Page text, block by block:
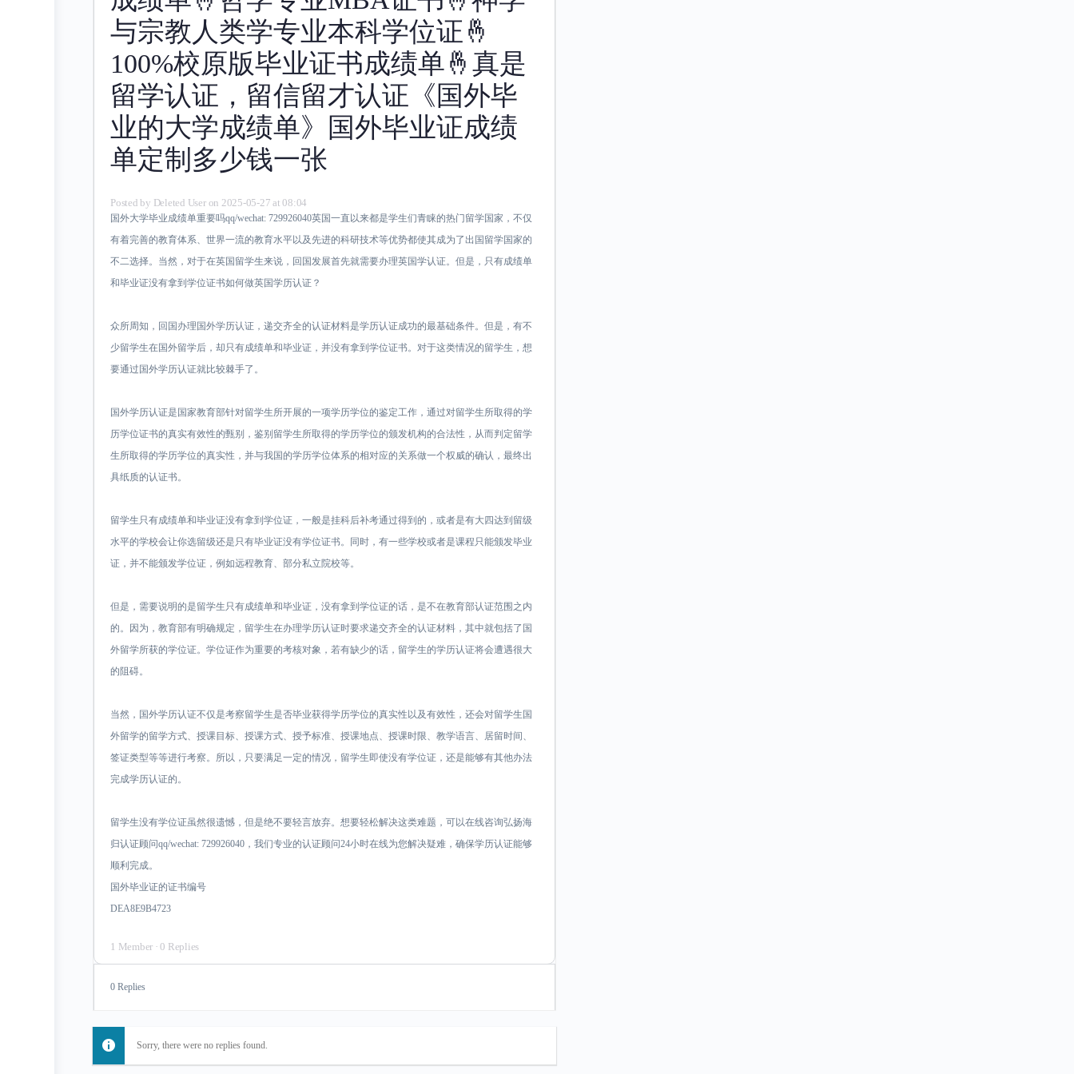
与宗教人类学专业本科学位证🤞
100%校原版毕业证书成绩单🤞真是
留学认证，留信留才认证《国外毕
业的大学成绩单》国外毕业证成绩
单定制多少钱一张
Posted by Deleted User on 2025-05-27 at 08:04
国外大学毕业成绩单重要吗qq/wechat: 729926040英国一直以来都是学生们青睐的热门留学国家，不仅
有着完善的教育体系、世界一流的教育水平以及先进的科研技术等优势都使其成为了出国留学国家的
不二选择。当然，对于在英国留学生来说，回国发展首先就需要办理英国学认证。但是，只有成绩单
和毕业证没有拿到学位证书如何做英国学历认证？
众所周知，回国办理国外学历认证，递交齐全的认证材料是学历认证成功的最基础条件。但是，有不
少留学生在国外留学后，却只有成绩单和毕业证，并没有拿到学位证书。对于这类情况的留学生，想
要通过国外学历认证就比较棘手了。
国外学历认证是国家教育部针对留学生所开展的一项学历学位的鉴定工作，通过对留学生所取得的学
历学位证书的真实有效性的甄别，鉴别留学生所取得的学历学位的颁发机构的合法性，从而判定留学
生所取得的学历学位的真实性，并与我国的学历学位体系的相对应的关系做一个权威的确认，最终出
具纸质的认证书。
留学生只有成绩单和毕业证没有拿到学位证，一般是挂科后补考通过得到的，或者是有大四达到留级
水平的学校会让你选留级还是只有毕业证没有学位证书。同时，有一些学校或者是课程只能颁发毕业
证，并不能颁发学位证，例如远程教育、部分私立院校等。
但是，需要说明的是留学生只有成绩单和毕业证，没有拿到学位证的话，是不在教育部认证范围之内
的。因为，教育部有明确规定，留学生在办理学历认证时要求递交齐全的认证材料，其中就包括了国
外留学所获的学位证。学位证作为重要的考核对象，若有缺少的话，留学生的学历认证将会遭遇很大
的阻碍。
当然，国外学历认证不仅是考察留学生是否毕业获得学历学位的真实性以及有效性，还会对留学生国
外留学的留学方式、授课目标、授课方式、授予标准、授课地点、授课时限、教学语言、居留时间、
签证类型等等进行考察。所以，只要满足一定的情况，留学生即使没有学位证，还是能够有其他办法
完成学历认证的。
留学生没有学位证虽然很遗憾，但是绝不要轻言放弃。想要轻松解决这类难题，可以在线咨询弘扬海
归认证顾问qq/wechat: 729926040，我们专业的认证顾问24小时在线为您解决疑难，确保学历认证能够
顺利完成。
国外毕业证的证书编号
DEA8E9B4723
1 Member · 0 Replies
0 Replies
Sorry, there were no replies found.